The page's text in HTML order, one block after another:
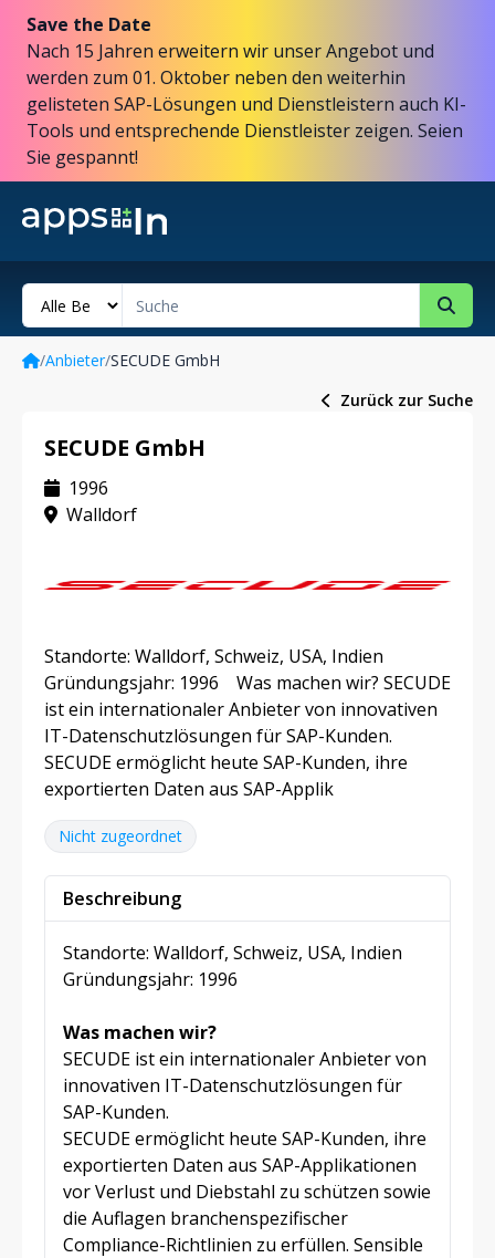
Save the Date
Nach 15 Jahren erweitern wir unser Angebot und
werden zum 01. Oktober neben den weiterhin
gelisteten SAP-Lösungen und Dienstleistern auch KI-
Tools und entsprechende Dienstleister zeigen. Seien
Sie gespannt!
/Anbieter/SECUDE GmbH
Zurück zur Suche
SECUDE GmbH
1996
Walldorf
Standorte: Walldorf, Schweiz, USA, Indien
Gründungsjahr: 1996 Was machen wir? SECUDE
ist ein internationaler Anbieter von innovativen
IT-Datenschutzlösungen für SAP-Kunden.
SECUDE ermöglicht heute SAP-Kunden, ihre
exportierten Daten aus SAP-Applik
Nicht zugeordnet
Beschreibung
Standorte: Walldorf, Schweiz, USA, Indien
Gründungsjahr: 1996
Was machen wir?
SECUDE ist ein internationaler Anbieter von
innovativen IT-Datenschutzlösungen für
SAP-Kunden.
SECUDE ermöglicht heute SAP-Kunden, ihre
exportierten Daten aus SAP-Applikationen
vor Verlust und Diebstahl zu schützen sowie
die Auflagen branchenspezifischer
Compliance-Richtlinien zu erfüllen. Sensible